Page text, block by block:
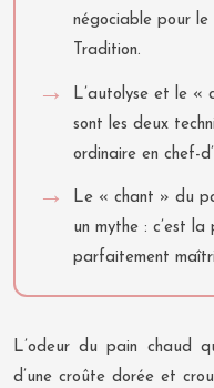
négociable pour
Tradition.
L’autolyse et le
sont les deux
ordinaire en chef-
Le « chant » du
un mythe : c’est la
parfaitement
L’odeur du pain chaud
d’une croûte dorée et